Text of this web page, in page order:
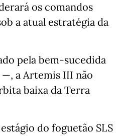
os comandos
a atual estratégia da
pela bem-sucedida
a Artemis III não
baixa da Terra
do foguetão SLS